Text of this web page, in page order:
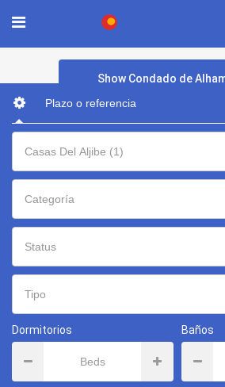
Show Condado de
Casas Del Aljibe (1)
Categoría
Status
Tipo
Dormitorios Baños